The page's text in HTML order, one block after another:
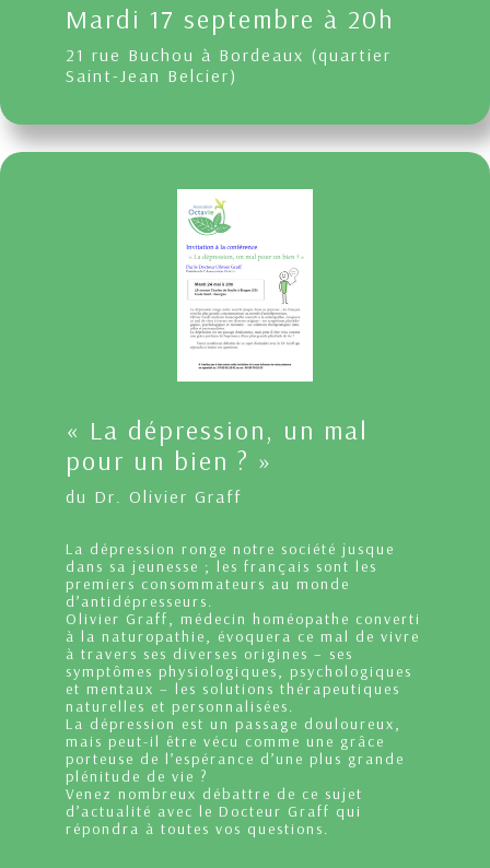
Mardi 17 septembre à 20h
21 rue Buchou à Bordeaux (quartier
Saint-Jean Belcier)
« La dépression, un mal
pour un bien ? »
du Dr. Olivier Graff
La dépression ronge notre société jusque
dans sa jeunesse ; les français sont les
premiers consommateurs au monde
d’antidépresseurs.
Olivier Graff, médecin homéopathe converti
à la naturopathie, évoquera ce mal de vivre
à travers ses diverses origines – ses
symptômes physiologiques, psychologiques
et mentaux – les solutions thérapeutiques
naturelles et personnalisées.
La dépression est un passage douloureux,
mais peut-il être vécu comme une grâce
porteuse de l’espérance d’une plus grande
plénitude de vie ?
Venez nombreux débattre de ce sujet
d’actualité avec le Docteur Graff qui
répondra à toutes vos questions.